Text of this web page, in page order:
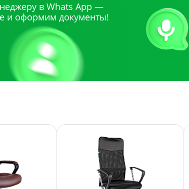
в Whats App —
и оформим документы!